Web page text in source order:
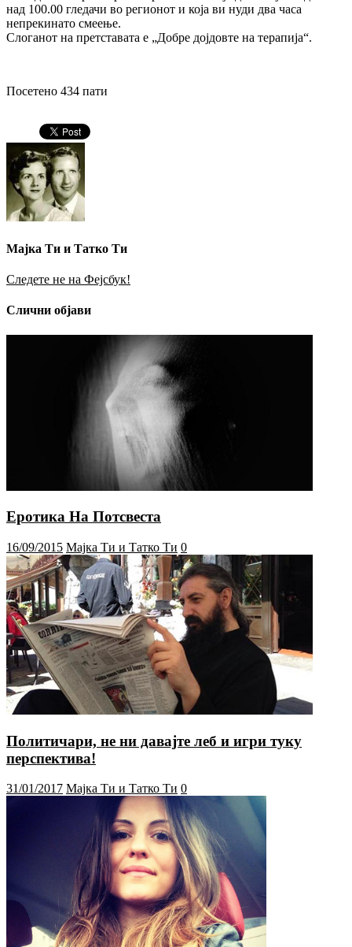
над 100.00 гледачи во регионот и која ви нуди два часа
непрекинато смеење.
Слоганот на претставата е „Добре дојдовте на терапија“.
Посетено 434 пати
Мајка Ти и Татко Ти
Следете не на Фејсбук!
Слични објави
Еротика На Потсвеста
16/09/2015 Мајка Ти и Татко Ти 0
Политичари, не ни давајте леб и игри туку
перспектива!
31/01/2017 Мајка Ти и Татко Ти 0